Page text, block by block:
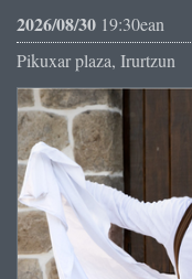
2026/08/30 19:30ean
Pikuxar plaza, Irurtzun